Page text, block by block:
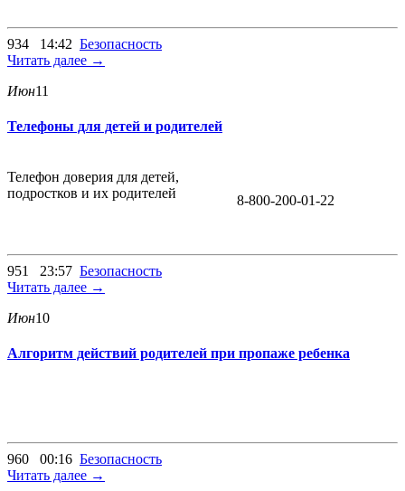
934 14:42 Безопасность
Читать далее →
Июн11
Телефоны для детей и родителей
Телефон доверия для детей,
подростков и их родителей
8-800-200-01-22
951 23:57 Безопасность
Читать далее →
Июн10
Алгоритм действий родителей при пропаже ребенка
960 00:16 Безопасность
Читать далее →